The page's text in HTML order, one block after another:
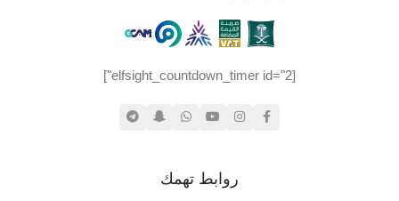
[elfsight_countdown_timer id="2"]
روابط تهمك